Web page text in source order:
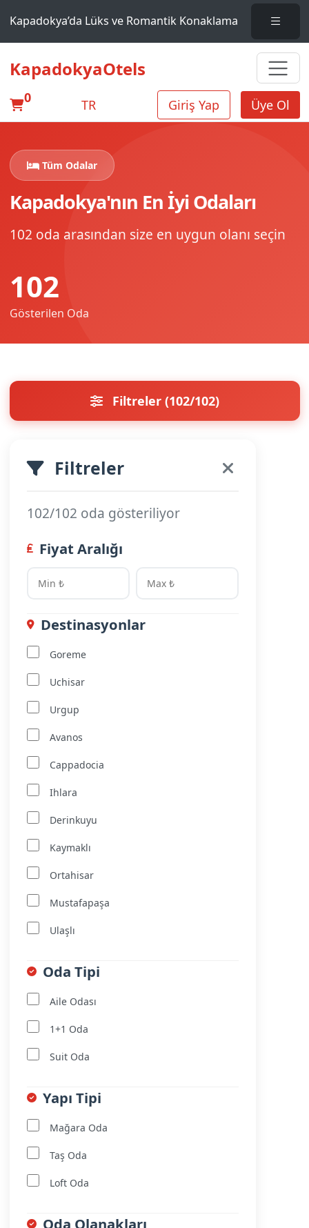
Kapadokya’da Lüks ve Romantik Konaklama
KapadokyaOtels
0 TR Giriş Yap Üye Ol
Tüm Odalar
Kapadokya'nın En İyi Odaları
102 oda arasından size en uygun olanı seçin
102
Gösterilen Oda
Filtreler (102/102)
Filtreler
102/102 oda gösteriliyor
Fiyat Aralığı
Destinasyonlar
Goreme
Uchisar
Urgup
Avanos
Cappadocia
Ihlara
Derinkuyu
Kaymaklı
Ortahisar
Mustafapaşa
Ulaşlı
Oda Tipi
Aile Odası
1+1 Oda
Suit Oda
Yapı Tipi
Mağara Oda
Taş Oda
Loft Oda
Oda Olanakları